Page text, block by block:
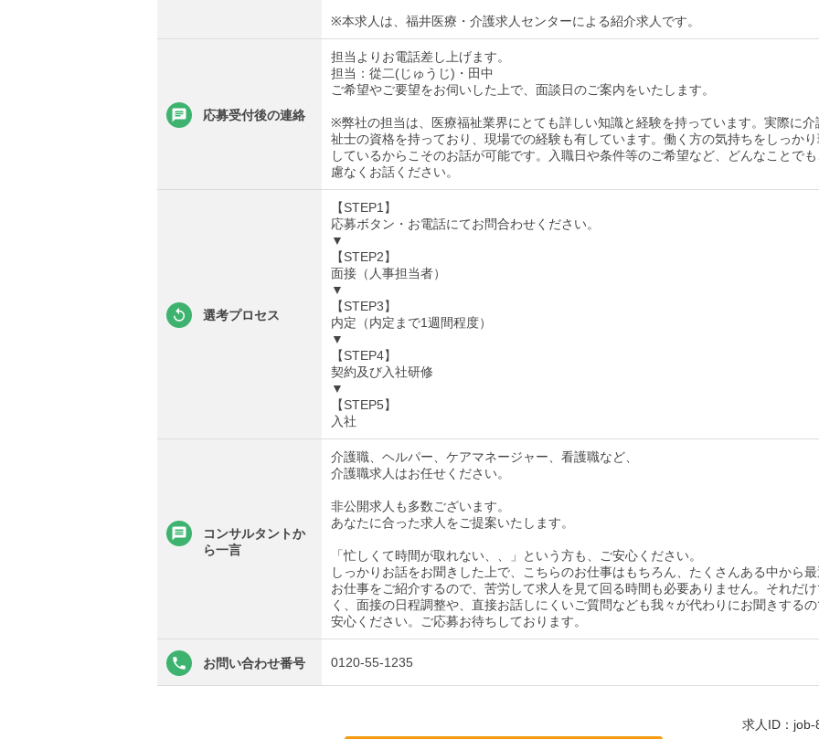
※本求人は、福井医療・介護求人センターによる紹介求人です。
応募受付後の連絡
担当よりお電話差し上げます。
担当：從二(じゅうじ)・田中
ご希望やご要望をお伺いした上で、面談日のご案内をいたします。
※弊社の担当は、医療福祉業界にとても詳しい知識と経験を持っています。実際に介
祉士の資格を持っており、現場での経験も有しています。働く方の気持ちをしっか
しているからこそのお話が可能です。入職日や条件等のご希望など、どんなことで
慮なくお話ください。
選考プロセス
【STEP1】
応募ボタン・お電話にてお問合わせください。
▼
【STEP2】
面接（人事担当者）
▼
【STEP3】
内定（内定まで1週間程度）
▼
【STEP4】
契約及び入社研修
▼
【STEP5】
入社
コンサルタントか
ら一言
介護職、ヘルパー、ケアマネージャー、看護職など、
介護職求人はお任せください。
非公開求人も多数ございます。
あなたに合った求人をご提案いたします。
「忙しくて時間が取れない、、」という方も、ご安心ください。
しっかりお話をお聞きした上で、こちらのお仕事はもちろん、たくさんある中から
お仕事をご紹介するので、苦労して求人を見て回る時間も必要ありません。それだ
く、面接の日程調整や、直接お話しにくいご質問なども我々が代わりにお聞きする
安心ください。ご応募お待ちしております。
お問い合わせ番号 0120-55-1235
求人ID：job-